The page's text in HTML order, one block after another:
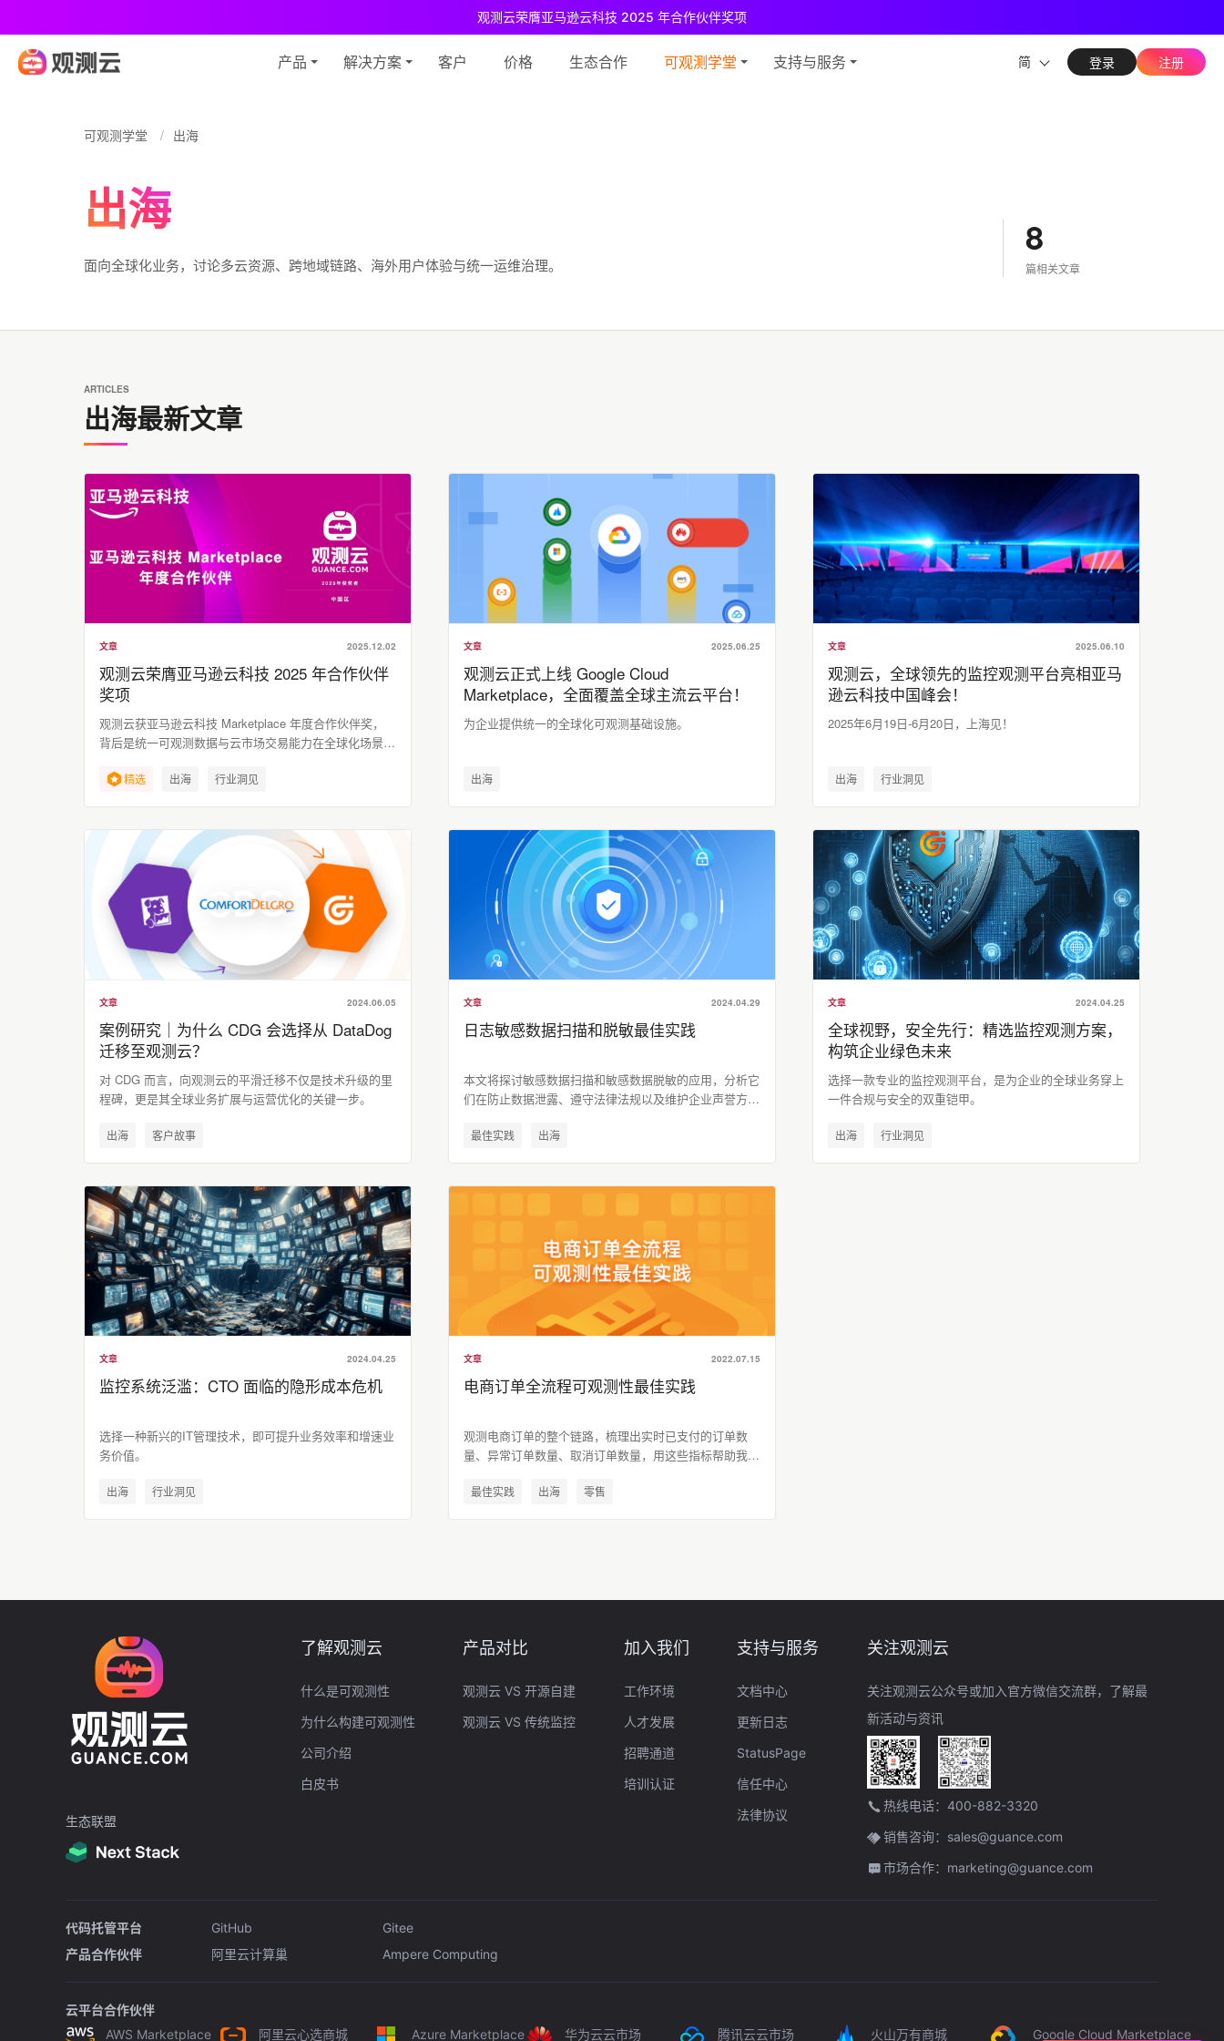
观测云荣膺亚马逊云科技 2025 年合作伙伴奖项
观测云免费版现已推出！ 专为中小团队与个人开发者设计，立享强大可观测能力
产品 解决方案 客户 价格 生态合作 可观测学堂 支持与服务 简 登录 注册
可观测学堂 出海
出海
面向全球化业务，讨论多云资源、跨地域链路、海外用户体验与统一运维治理。
8
篇相关文章
ARTICLES
出海最新文章
文章 2025.12.02
观测云荣膺亚马逊云科技 2025 年合作伙伴
奖项
观测云获亚马逊云科技 Marketplace 年度合作伙伴奖，
背后是统一可观测数据与云市场交易能力在全球化场景中
精选 出海 行业洞见
文章 2025.06.25
观测云正式上线 Google Cloud
Marketplace，全面覆盖全球主流云平台！
为企业提供统一的全球化可观测基础设施。
出海
文章 2025.06.10
观测云，全球领先的监控观测平台亮相亚马
逊云科技中国峰会！
2025年6月19日-6月20日，上海见！
出海 行业洞见
文章 2024.06.05
案例研究｜为什么 CDG 会选择从 DataDog
迁移至观测云？
对 CDG 而言，向观测云的平滑迁移不仅是技术升级的里
程碑，更是其全球业务扩展与运营优化的关键一步。
出海 客户故事
文章 2024.04.29
日志敏感数据扫描和脱敏最佳实践
本文将探讨敏感数据扫描和敏感数据脱敏的应用，分析它
们在防止数据泄露、遵守法律法规以及维护企业声誉方面
和解决方案。
最佳实践 出海
文章 2024.04.25
全球视野，安全先行：精选监控观测方案，
构筑企业绿色未来
选择一款专业的监控观测平台，是为企业的全球业务穿上
一件合规与安全的双重铠甲。
出海 行业洞见
文章 2024.04.25
监控系统泛滥：CTO 面临的隐形成本危机
选择一种新兴的IT管理技术，即可提升业务效率和增速业
务价值。
出海 行业洞见
文章 2022.07.15
电商订单全流程可观测性最佳实践
观测电商订单的整个链路，梳理出实时已支付的订单数
量、异常订单数量、取消订单数量，用这些指标帮助我们
最佳实践 出海 零售
生态联盟
了解观测云
什么是可观测性
为什么构建可观测性
公司介绍
白皮书
产品对比
观测云 VS 开源自建
观测云 VS 传统监控
加入我们
工作环境
人才发展
招聘通道
培训认证
支持与服务
文档中心
更新日志
StatusPage
信任中心
法律协议
关注观测云
关注观测云公众号或加入官方微信交流群，了解最
新活动与资讯
热线电话：400-882-3320
销售咨询：sales@guance.com
市场合作：marketing@guance.com
代码托管平台 GitHub
Gitee
产品合作伙伴
阿里云计算巢 Ampere Computing
云平台合作伙伴
AWS Marketplace
阿里云心选商城 Azure Marketplace 华为云云市场 腾讯云云市场 火山万有商城 Google Cloud Marketplace